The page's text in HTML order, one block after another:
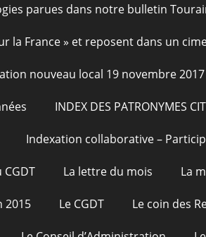
parues dans notre bulletin
la France » et reposent dans un
nouveau local 19 novembre 2017
INDEX DES PATRONYMES
Indexation collaborative –
La lettre du mois La
2015 Le CGDT Le coin des